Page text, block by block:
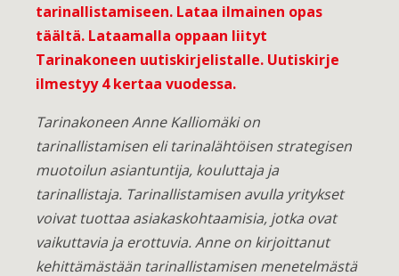
tarinallistamiseen. Lataa ilmainen opas
täältä. Lataamalla oppaan liityt
Tarinakoneen uutiskirjelistalle. Uutiskirje
ilmestyy 4 kertaa vuodessa.
Tarinakoneen Anne Kalliomäki on
tarinallistamisen eli tarinalähtöisen strategisen
muotoilun asiantuntija, kouluttaja ja
tarinallistaja. Tarinallistamisen avulla yritykset
voivat tuottaa asiakaskohtaamisia, jotka ovat
vaikuttavia ja erottuvia. Anne on kirjoittanut
kehittämästään tarinallistamisen menetelmästä